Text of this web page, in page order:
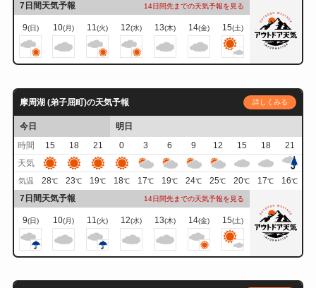
7日間天気予報 14日間先までの天気予報を見る
9(日) 10(月) 11(火) 12(水) 13(木) 14(金) 15(土)
摩周湖 (弟子屈町)の天気予報 詳しくみる
今日
明日
時間
15 18 21 0 3 6 9 12 15 18
21
天気
気温 28℃ 23℃ 19℃ 18℃ 17℃ 19℃ 24℃ 25℃ 20℃ 17℃ 16℃
7日間天気予報 14日間先までの天気予報を見る
9(日) 10(月) 11 (火) 12(水) 13(木) 14(金) 15(土)